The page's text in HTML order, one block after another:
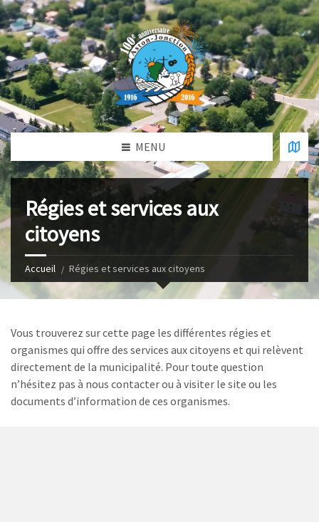
MENU
Régies et services aux
citoyens
Accueil Régies et services aux citoyens
Vous trouverez sur cette page les différentes régies et
organismes qui offre des services aux citoyens et qui relèvent
directement de la municipalité. Pour toute question
n’hésitez pas à nous contacter ou à visiter le site ou les
documents d’information de ces organismes.